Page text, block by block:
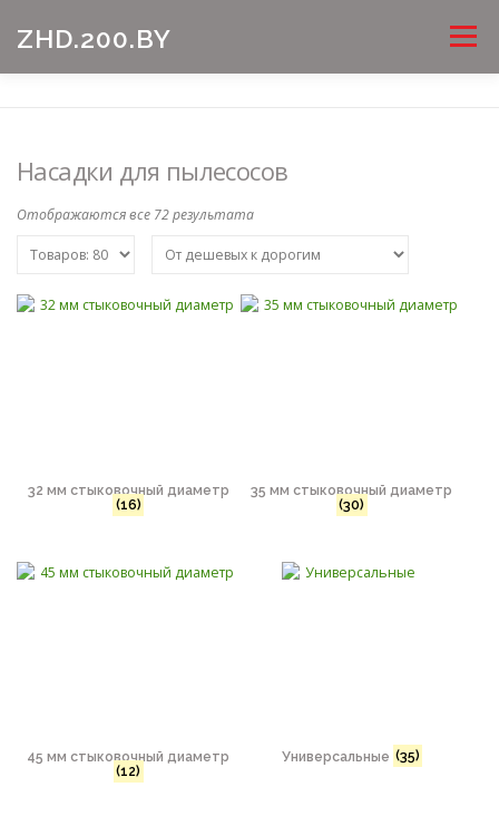
ZHD.200.BY
Насадки для пылесосов
Отображаются все 72 результата
32 мм стыковочный диаметр
(16)
35 мм стыковочный диаметр
(30)
45 мм стыковочный диаметр
(12)
Универсальные (35)